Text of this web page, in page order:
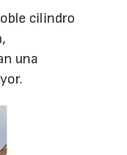
cilindro
una